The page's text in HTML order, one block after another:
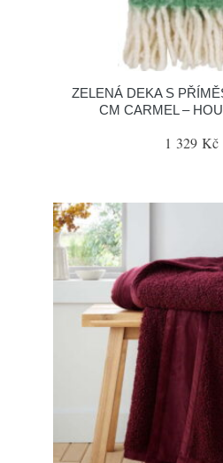
ZELENÁ DEKA S
CM CARMEL –
1 329 Kč